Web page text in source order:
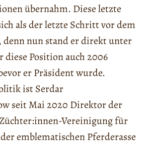
übernahm. Diese letzte
als der letzte Schritt vor dem
denn nun stand er direkt unter
diese Position auch 2006
er Präsident wurde.
ist Serdar
seit Mai 2020 Direktor der
Vereinigung für
emblematischen Pferderasse